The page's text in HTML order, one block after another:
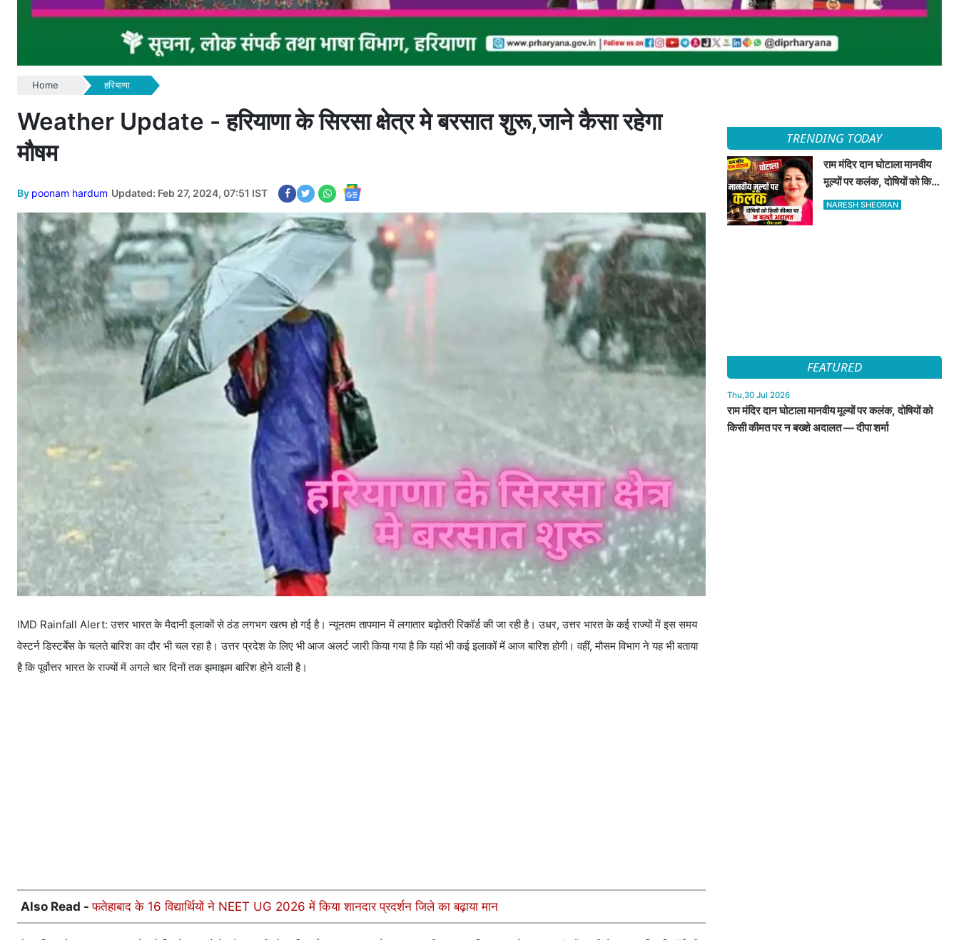
Home हरियाणा
Weather Update - हरियाणा के सिरसा क्षेत्र मे बरसात शुरू,जाने कैसा रहेगा
मौषम
By poonam hardum Updated: Feb 27, 2024, 07:51 IST
IMD Rainfall Alert: उत्तर भारत के मैदानी इलाकों से ठंड लगभग खत्म हो गई है। न्यूनतम तापमान में लगातार बढ़ोतरी रिकॉर्ड की जा रही है। उधर, उत्तर भारत के कई राज्यों में इस समय
वेस्टर्न डिस्टर्बेंस के चलते बारिश का दौर भी चल रहा है। उत्तर प्रदेश के लिए भी आज अलर्ट जारी किया गया है कि यहां भी कई इलाकों में आज बारिश होगी। वहीं, मौसम विभाग ने यह भी बताया
है कि पूर्वोत्तर भारत के राज्यों में अगले चार दिनों तक झमाझम बारिश होने वाली है।
Also Read -फतेहाबाद के 16 विद्यार्थियों ने NEET UG 2026 में किया शानदार प्रदर्शन जिले का बढ़ाया मान
TRENDING TODAY
राम मंदिर दान घोटाला मानवीय
मूल्यों पर कलंक, दोषियों को किसी
कीमत पर न बख्शे अदालत —
NARESH SHEORAN
FEATURED
Thu,30 Jul 2026
राम मंदिर दान घोटाला मानवीय मूल्यों पर कलंक, दोषियों को
किसी कीमत पर न बख्शे अदालत — दीपा शर्मा